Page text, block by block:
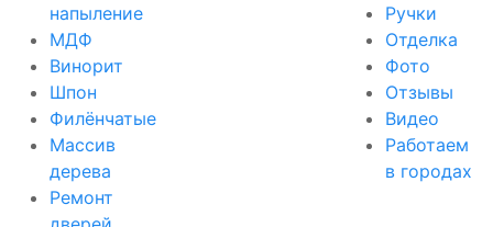
напыление
МДФ
Винорит
Шпон
Филёнчатые
Массив
дерева
Ремонт
Ручки
Отделка
Фото
Отзывы
Видео
Работаем
в городах